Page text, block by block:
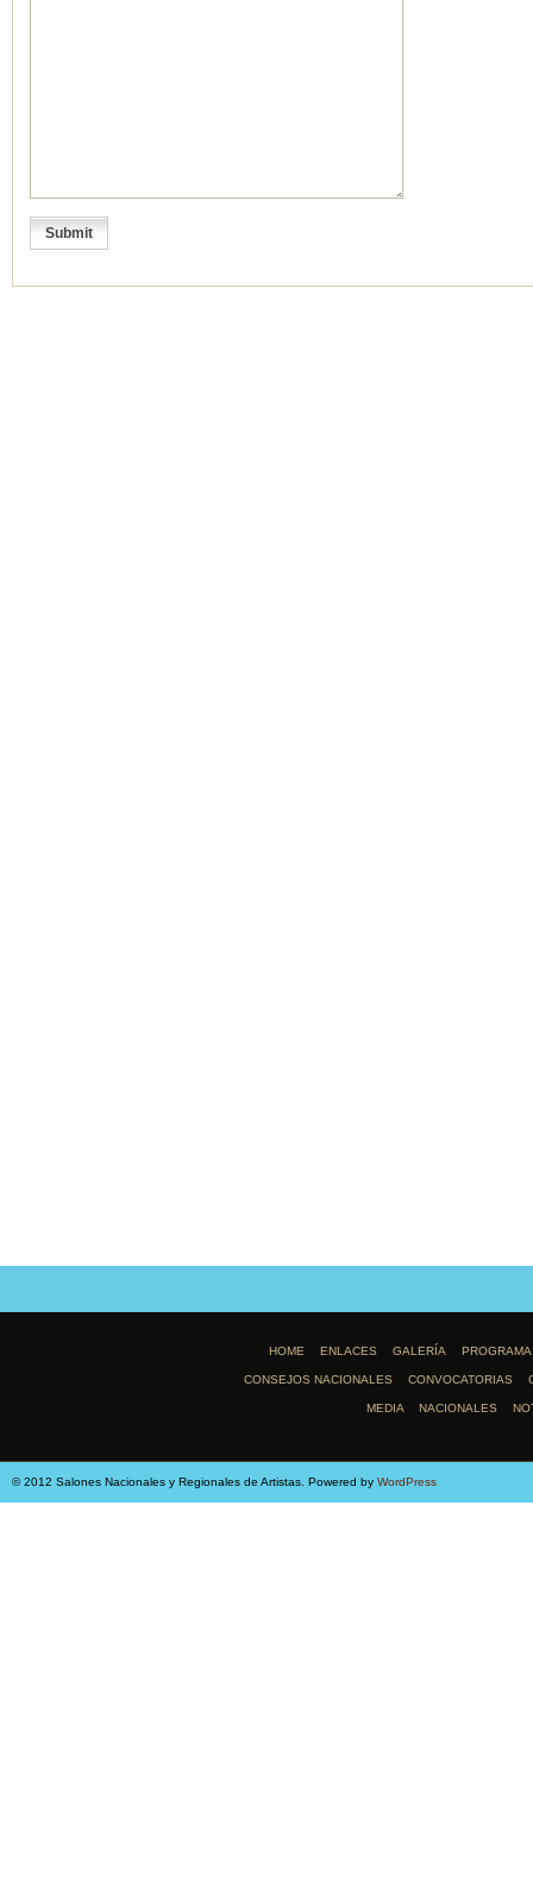
HOME ENLACES GALERÍA PROGRAMA
CONSEJOS NACIONALES CONVOCATORIAS
MEDIA NACIONALES
© 2012 Salones Nacionales y Regionales de Artistas. Powered by WordPress